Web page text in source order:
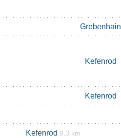
Grebenhain
Kefenrod
Kefenrod
Kefenrod 9.3 km